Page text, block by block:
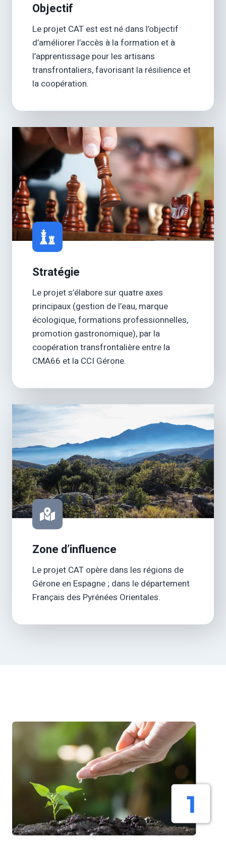
Objectif
Le projet CAT est est né dans l’objectif
d’améliorer l’accès à la formation et à
l’apprentissage pour les artisans
transfrontaliers, favorisant la résilience et
la coopération.
Stratégie
Le projet s’élabore sur quatre axes
principaux (gestion de l’eau, marque
écologique, formations professionnelles,
promotion gastronomique), par la
coopération transfrontalière entre la
CMA66 et la CCI Gérone.
Zone d’influence
Le projet CAT opère dans les régions de
Gérone en Espagne ; dans le département
Français des Pyrénées Orientales.